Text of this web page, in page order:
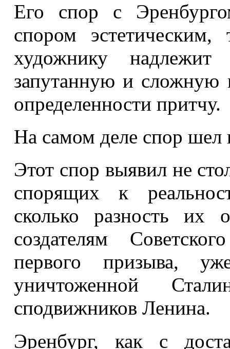
Его спор с
спором
художнику
запутанную и сложную
определенности притчу.
На самом деле спор шел
Этот спор выявил не
спорящих к
сколько разность их
создателям
первого призыва,
уничтоженной
сподвижников Ленина.
Эренбург, как с